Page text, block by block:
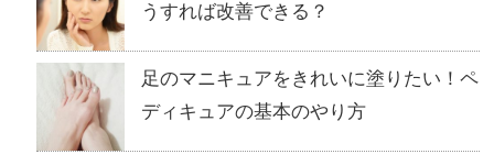
うすれば改善できる？
足のマニキュアをきれいに塗りたい！ペ
ディキュアの基本のやり方